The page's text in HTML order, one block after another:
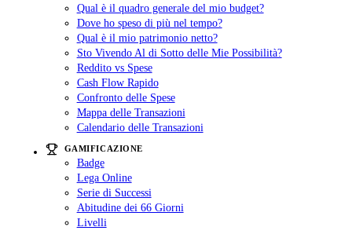
Qual è il quadro generale del mio budget?
Dove ho speso di più nel tempo?
Qual è il mio patrimonio netto?
Sto Vivendo Al di Sotto delle Mie Possibilità?
Reddito vs Spese
Cash Flow Rapido
Confronto delle Spese
Mappa delle Transazioni
Calendario delle Transazioni
GAMIFICAZIONE
Badge
Lega Online
Serie di Successi
Abitudine dei 66 Giorni
Livelli